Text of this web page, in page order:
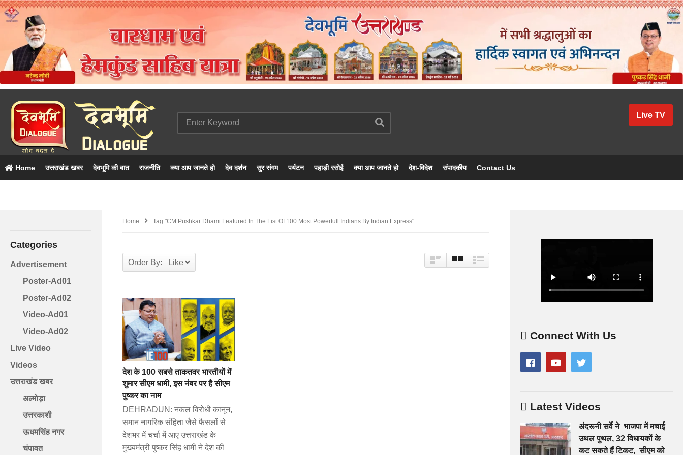
Live TV
Home उत्तराखंड खबर देवभूमि की बात राजनीति क्या आप जानते हो देव दर्शन सुर संगम पर्यटन पहाड़ी रसोई क्या आप जानते हो देश-विदेश संपादकीय Contact Us
Categories
Advertisement
Poster-Ad01
Poster-Ad02
Video-Ad01
Video-Ad02
Live Video
Videos
उत्तराखंड खबर
अल्मोड़ा
उत्तरकाशी
ऊधमसिंह नगर
चंपावत
Home Tag "CM Pushkar Dhami Featured In The List Of 100 Most Powerfull Indians By Indian Express"
Order By: Like
देश के 100 सबसे ताकतवर भारतीयों में
शुमार सीएम धामी, इस नंबर पर है सीएम
पुष्कर का नाम
DEHRADUN: नकल विरोधी कानून,
समान नागरिक संहिता जैसे फैसलों से
देशभर में चर्चा में आए उत्तराखंड के
मुख्यमंत्री पुष्कर सिंह धामी ने देश की
Connect With Us
Latest Videos
अंदरूनी सर्वे ने भाजपा में मचाई
उथल पुथल, 32 विधायकों के
कट सकते हैं टिकट, सीएम को